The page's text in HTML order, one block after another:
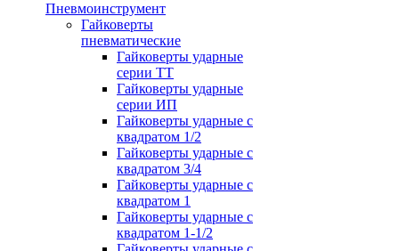
Пневмоинструмент
Гайковерты
пневматические
Гайковерты ударные
серии ТТ
Гайковерты ударные
серии ИП
Гайковерты ударные с
квадратом 1/2
Гайковерты ударные с
квадратом 3/4
Гайковерты ударные с
квадратом 1
Гайковерты ударные с
квадратом 1-1/2